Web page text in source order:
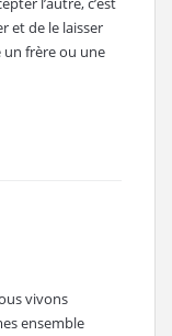
et de le laisser
frère ou une
vivons
ensemble